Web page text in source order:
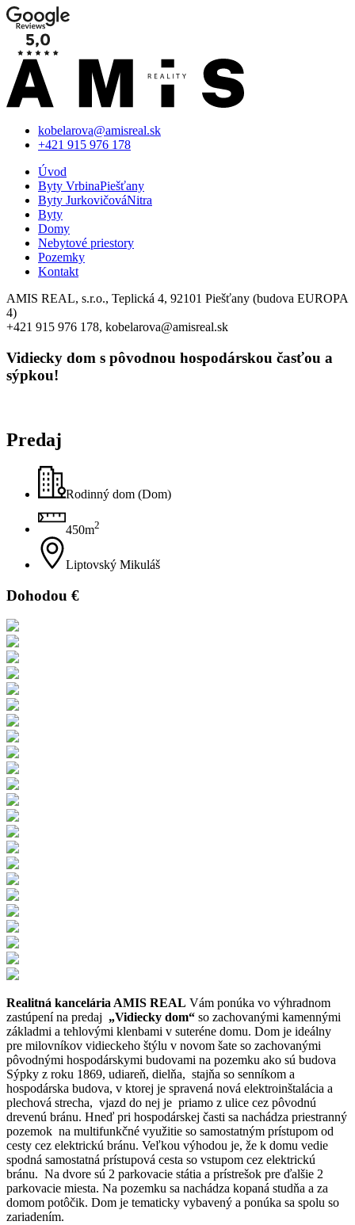
kobelarova@amisreal.sk
+421 915 976 178
Úvod
Byty VrbinaPiešťany
Byty JurkovičováNitra
Byty
Domy
Nebytové priestory
Pozemky
Kontakt
AMIS REAL, s.r.o., Teplická 4, 92101 Piešťany (budova EUROPA
4)
+421 915 976 178, kobelarova@amisreal.sk
Vidiecky dom s pôvodnou hospodárskou časťou a
sýpkou!
Predaj
Rodinný dom (Dom)
450m2
Liptovský Mikuláš
Dohodou €
Realitná kancelária AMIS REAL Vám ponúka vo výhradnom
zastúpení na predaj „Vidiecky dom“ so zachovanými kamennými
základmi a tehlovými klenbami v suteréne domu. Dom je ideálny
pre milovníkov vidieckeho štýlu v novom šate so zachovanými
pôvodnými hospodárskymi budovami na pozemku ako sú budova
Sýpky z roku 1869, udiareň, dielňa, stajňa so senníkom a
hospodárska budova, v ktorej je spravená nová elektroinštalácia a
plechová strecha, vjazd do nej je priamo z ulice cez pôvodnú
drevenú bránu. Hneď pri hospodárskej časti sa nachádza priestranný
pozemok na multifunkčné využitie so samostatným prístupom od
cesty cez elektrickú bránu. Veľkou výhodou je, že k domu vedie
spodná samostatná prístupová cesta so vstupom cez elektrickú
bránu. Na dvore sú 2 parkovacie státia a prístrešok pre ďalšie 2
parkovacie miesta. Na pozemku sa nachádza kopaná studňa a za
domom potôčik. Dom je tematicky vybavený a ponúka sa spolu so
zariadením.